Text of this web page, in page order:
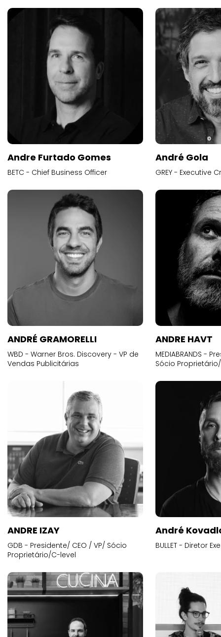
Andre Furtado Gomes
BETC - Chief Business Officer
André Gola
GREY - Executive
ANDRÉ GRAMORELLI
WBD - Warner Bros. Discovery - VP de
Vendas Publicitárias
ANDRE HAVT
MEDIABRANDS -
Sócio
ANDRE IZAY
GDB - Presidente/ CEO / VP/ Sócio
Proprietário/C-level
André
BULLET - Diretor